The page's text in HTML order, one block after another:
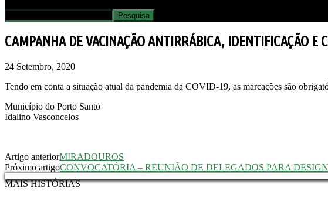
CAMPANHA DE VACINAÇÃO ANTIRRÁBICA, IDENTIFICAÇÃO E
24 Setembro, 2020
Tendo em conta a situação atual da pandemia da COVID-19, as marcações são
Município do Porto Santo
Idalino Vasconcelos
Artigo anteriorMIRADOUROS
Próximo artigoCONVOCATÓRIA – REUNIÃO DE DELEGADOS PARA
MAIS HISTÓRIAS